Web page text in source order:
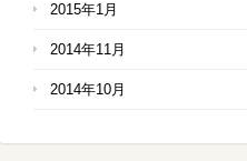
2015年1月
2014年11月
2014年10月